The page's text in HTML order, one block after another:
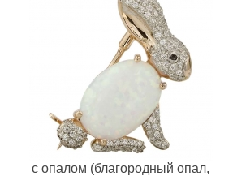
с опалом (благородный опал,